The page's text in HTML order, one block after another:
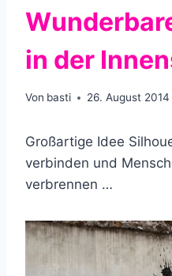
in der
Von basti 26. August 2014
Großartige Idee
verbinden und
verbrennen …